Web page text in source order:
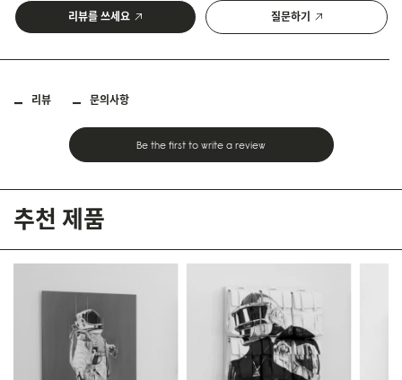
리뷰를 쓰세요 질문하기
리뷰 문의사항
Be the first to write a review
추천 제품